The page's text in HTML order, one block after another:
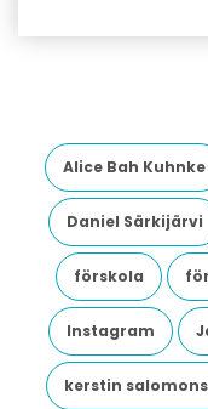
Alice Bah Kuhnke
Daniel Särkijärvi
förskola
Instagram
kerstin